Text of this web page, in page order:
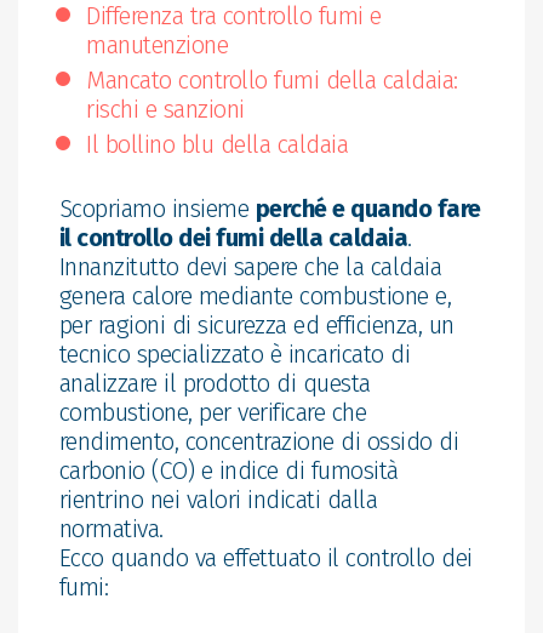
Differenza tra controllo fumi e
manutenzione
Mancato controllo fumi della caldaia:
rischi e sanzioni
Il bollino blu della caldaia
Scopriamo insieme perché e quando fare
il controllo dei fumi della caldaia.
Innanzitutto devi sapere che la caldaia
genera calore mediante combustione e,
per ragioni di sicurezza ed efficienza, un
tecnico specializzato è incaricato di
analizzare il prodotto di questa
combustione, per verificare che
rendimento, concentrazione di ossido di
carbonio (CO) e indice di fumosità
rientrino nei valori indicati dalla
normativa.
Ecco quando va effettuato il controllo dei
fumi: